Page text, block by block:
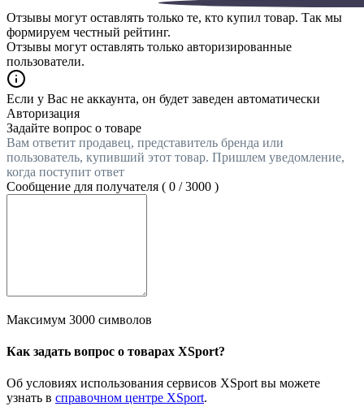
Отзывы могут оставлять только те, кто купил товар. Так мы
формируем честный рейтинг.
Отзывы могут оставлять только авторизированные
пользователи.
Если у Вас не аккаунта, он будет заведен автоматически
Авторизация
Задайте вопрос о товаре
Вам ответит продавец, представитель бренда или
пользователь, купивший этот товар. Пришлем уведомление,
когда поступит ответ
Сообщение для получателя ( 0 /3000 )
Максимум 3000 символов
Как задать вопрос о товарах XSport?
Об условиях использования сервисов XSport вы можете
узнать в справочном центре XSport.